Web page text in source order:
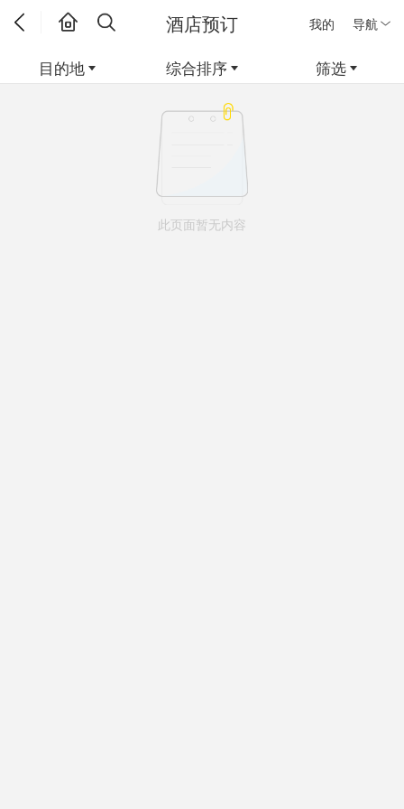
我的 导航
酒店预订
目的地 综合排序 筛选
此页面暂无内容